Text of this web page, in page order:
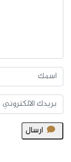
ارسال